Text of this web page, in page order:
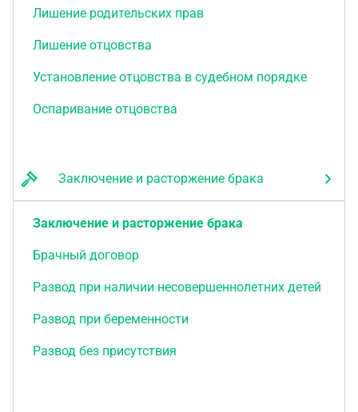
Лишение родительских прав
Лишение отцовства
Установление отцовства в судебном порядке
Оспаривание отцовства
Заключение и расторжение брака
Заключение и расторжение брака
Брачный договор
Развод при наличии несовершеннолетних детей
Развод при беременности
Развод без присутствия